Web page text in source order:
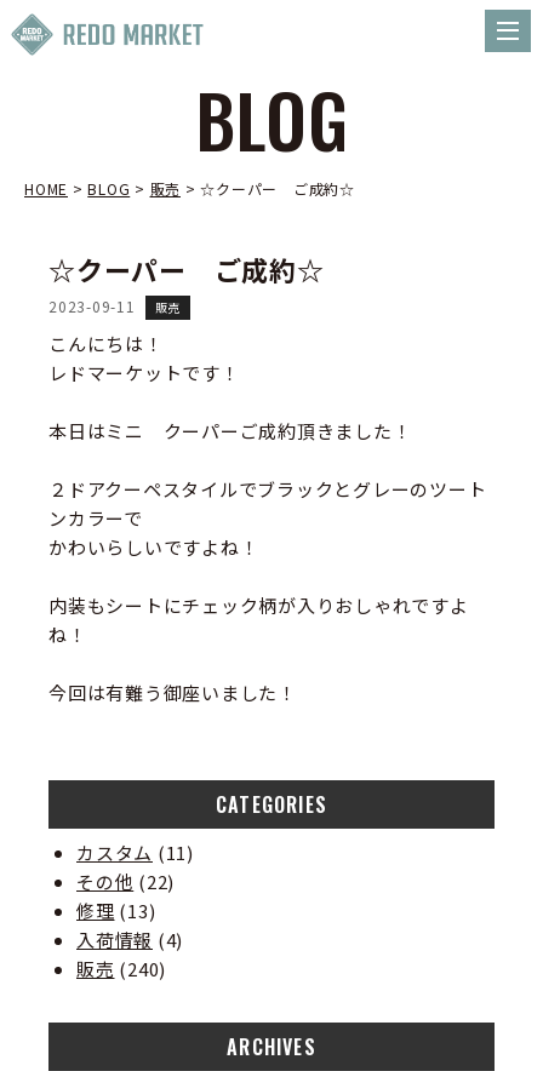
BLOG
HOME >BLOG > 販売 >☆クーパー ご成約☆
☆クーパー ご成約☆
2023-09-11 販売
こんにちは！
レドマーケットです！
本日はミニ クーパーご成約頂きました！
２ドアクーペスタイルでブラックとグレーのツート
ンカラーで
かわいらしいですよね！
内装もシートにチェック柄が入りおしゃれですよ
ね！
今回は有難う御座いました！
CATEGORIES
カスタム (11)
その他 (22)
修理 (13)
入荷情報 (4)
販売 (240)
ARCHIVES